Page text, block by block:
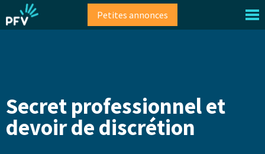
au
contenu
Petites annonces
Secret professionnel et
devoir de discrétion